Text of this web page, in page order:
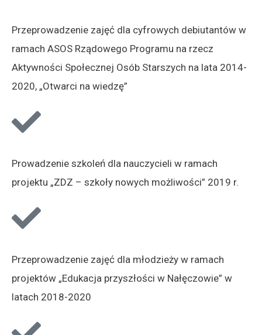
Przeprowadzenie zajęć dla cyfrowych debiutantów w
ramach ASOS Rządowego Programu na rzecz
Aktywności Społecznej Osób Starszych na lata 2014-
2020, „Otwarci na wiedzę”
Prowadzenie szkoleń dla nauczycieli w ramach
projektu „ZDZ – szkoły nowych możliwości” 2019 r.
Przeprowadzenie zajęć dla młodzieży w ramach
projektów „Edukacja przyszłości w Nałęczowie” w
latach 2018-2020